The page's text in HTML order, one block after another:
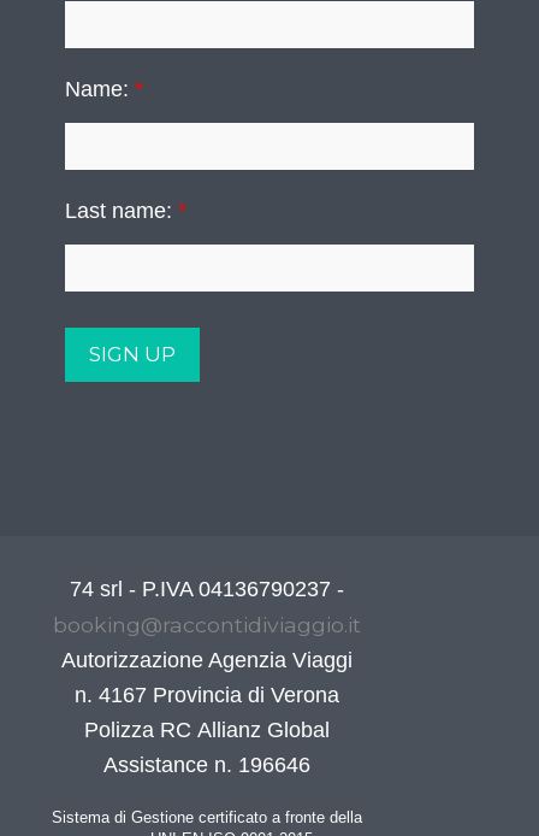
Name:*
Last name:*
74 srl - P.IVA 04136790237 -
booking@raccontidiviaggio.it
Autorizzazione Agenzia Viaggi
n. 4167 Provincia di Verona
Polizza RC Allianz Global
Assistance n. 196646
Sistema di Gestione certificato a fronte della